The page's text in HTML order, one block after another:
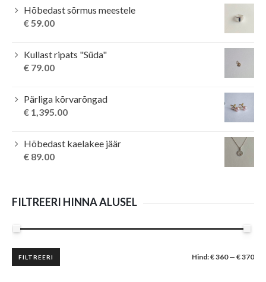
Hõbedast sõrmus meestele
€59.00
Kullast ripats "Süda"
€ 79.00
Pärliga kõrvarõngad
€ 1,395.00
Hõbedast kaelakee jäär
€ 89.00
FILTREERI HINNA ALUSEL
Minimaalne
hind
Maksimaalne
hind
FILTREERI Hind:€ 360— € 370